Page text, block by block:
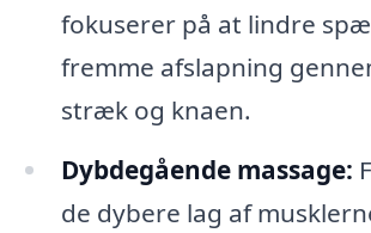
fokuserer på at lindre
fremme afslapning
stræk og knaen.
Dybdegående massage:
de dybere lag af